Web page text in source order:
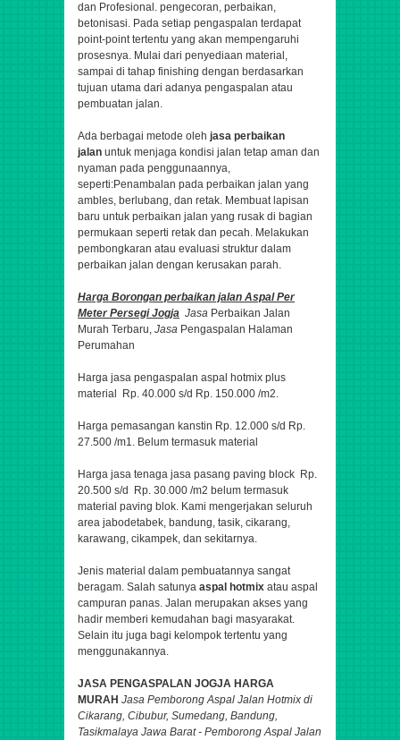
dan Profesional. pengecoran, perbaikan,
betonisasi. Pada setiap pengaspalan terdapat
point-point tertentu yang akan mempengaruhi
prosesnya. Mulai dari penyediaan material,
sampai di tahap finishing dengan berdasarkan
tujuan utama dari adanya pengaspalan atau
pembuatan jalan.
Ada berbagai metode oleh jasa perbaikan
jalan untuk menjaga kondisi jalan tetap aman dan
nyaman pada penggunaannya,
seperti:Penambalan pada perbaikan jalan yang
ambles, berlubang, dan retak. Membuat lapisan
baru untuk perbaikan jalan yang rusak di bagian
permukaan seperti retak dan pecah. Melakukan
pembongkaran atau evaluasi struktur dalam
perbaikan jalan dengan kerusakan parah.
Harga Borongan perbaikan jalan AspalPer
Meter Persegi Jogja Jasa Perbaikan Jalan
Murah Terbaru, Jasa Pengaspalan Halaman
Perumahan
Harga jasa pengaspalan aspal hotmix plus
material Rp. 40.000 s/d Rp. 150.000 /m2.
Harga pemasangan kanstin Rp. 12.000 s/d Rp.
27.500 /m1. Belum termasuk material
Harga jasa tenaga jasa pasang paving block Rp.
20.500 s/d Rp. 30.000 /m2 belum termasuk
material paving blok. Kami mengerjakan seluruh
area jabodetabek, bandung, tasik, cikarang,
karawang, cikampek, dan sekitarnya.
Jenis material dalam pembuatannya sangat
beragam. Salah satunya aspal hotmix atau aspal
campuran panas. Jalan merupakan akses yang
hadir memberi kemudahan bagi masyarakat.
Selain itu juga bagi kelompok tertentu yang
menggunakannya.
JASA PENGASPALAN JOGJA HARGA
MURAH Jasa Pemborong Aspal Jalan Hotmix di
Cikarang, Cibubur, Sumedang, Bandung​,
Tasikmalaya Jawa Barat - Pemborong Aspal Jalan